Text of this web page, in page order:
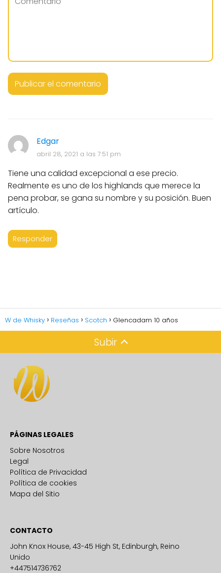
Edgar
abril 28, 2021 a las 7:51 pm
Tiene una calidad excepcional a ese precio.
Realmente es uno de los highlands que merece la
pena probar, se gana su nombre y su posición. Buen
artículo.
Responder
W de Whisky Reseñas Scotch Glencadam 10 años
Subir
PÁGINAS LEGALES
Sobre Nosotros
Legal
Política de Privacidad
Política de cookies
Mapa del Sitio
CONTACTO
John Knox House, 43-45 High St, Edinburgh, Reino
Unido
+447514736762